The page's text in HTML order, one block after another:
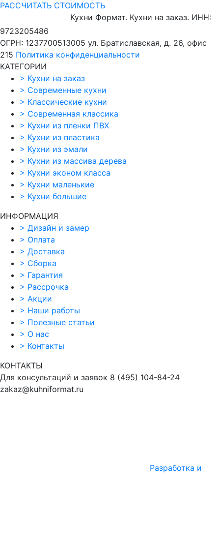
РАССЧИТАТЬ СТОИМОСТЬ
Кухни Формат. Кухни на заказ. ИНН:
9723205486
ОГРН: 1237700513005 ул. Братиславская, д. 26, офис
215 Политика конфиденциальности
КАТЕГОРИИ
> Кухни на заказ
> Современные кухни
> Классические кухни
> Современная классика
> Кухни из пленки ПВХ
> Кухни из пластика
> Кухни из эмали
> Кухни из массива дерева
> Кухни эконом класса
> Кухни маленькие
> Кухни большие
ИНФОРМАЦИЯ
> Дизайн и замер
> Оплата
> Доставка
> Сборка
> Гарантия
> Рассрочка
> Акции
> Наши работы
> Полезные статьи
> О нас
> Контакты
КОНТАКТЫ
Для консультаций и заявок 8 (495) 104-84-24
zakaz@kuhniformat.ru
Разработка и